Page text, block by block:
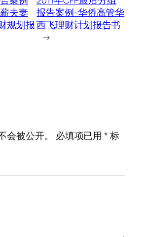
夫妻
规划报
报告案例-华侨高管华
西飞理财计划报告书
→
会被公开。
必填项已用*标